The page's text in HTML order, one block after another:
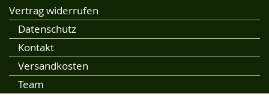
Vertrag widerrufen
Datenschutz
Kontakt
Versandkosten
Team